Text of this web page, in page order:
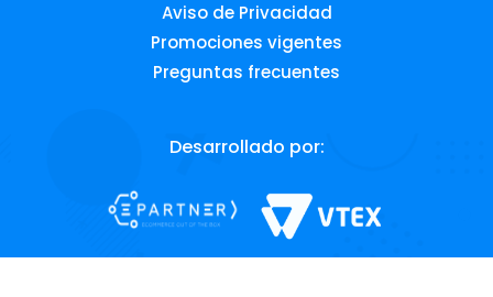
Aviso de Privacidad
Promociones vigentes
Preguntas frecuentes
Desarrollado por: